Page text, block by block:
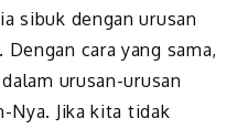
sibuk dengan urusan
cara yang sama,
urusan-urusan
Nya. Jika kita tidak